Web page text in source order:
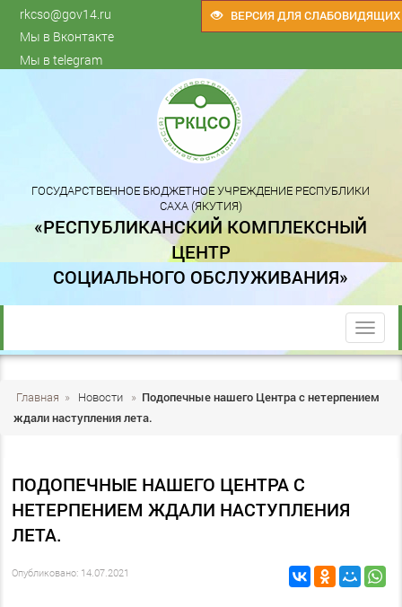
ВЕРСИЯ ДЛЯ СЛАБОВИДЯЩИХ
rkcso@gov14.ru
Мы в Вконтакте
Мы в telegram
ГОСУДАРСТВЕННОЕ БЮДЖЕТНОЕ УЧРЕЖДЕНИЕ РЕСПУБЛИКИ
САХА (ЯКУТИЯ)
«РЕСПУБЛИКАНСКИЙ КОМПЛЕКСНЫЙ
ЦЕНТР
СОЦИАЛЬНОГО ОБСЛУЖИВАНИЯ»
trk
Главная » Новости » Подопечные нашего Центра с нетерпением
ждали наступления лета.
ПОДОПЕЧНЫЕ НАШЕГО ЦЕНТРА С
НЕТЕРПЕНИЕМ ЖДАЛИ НАСТУПЛЕНИЯ
ЛЕТА.
Опубликовано: 14.07.2021